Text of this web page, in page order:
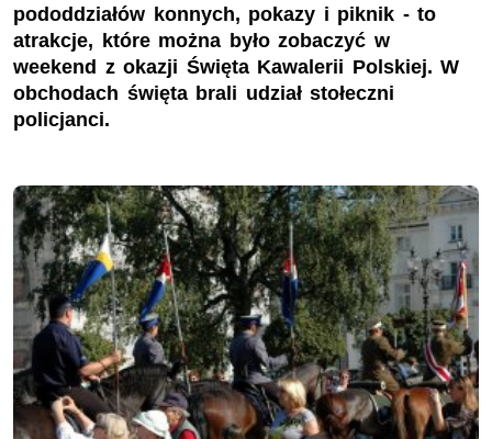
pododdziałów konnych, pokazy i piknik - to
atrakcje, które można było zobaczyć w
weekend z okazji Święta Kawalerii Polskiej. W
obchodach święta brali udział stołeczni
policjanci.